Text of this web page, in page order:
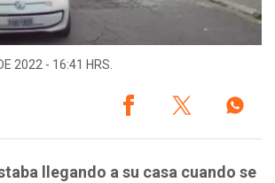
2022 - 16:41 HRS.
llegando a su casa cuando se